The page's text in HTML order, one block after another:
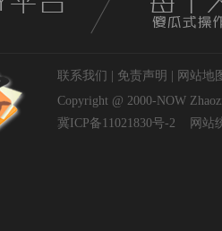
联系我们 免责声明
网站地
Copyright @ 2000-NOW
冀ICP备11021830号-2
网站